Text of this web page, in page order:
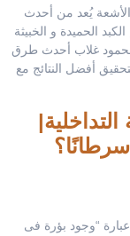
الأشعة يُعد من أحدث
الحميدة و الخبيثة
محمود غلاب أحدث طرق
أفضل النتائج مع
“وجود بؤرة فى